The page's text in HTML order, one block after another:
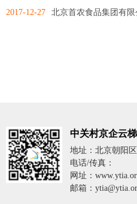
2017-12-27
北京首农食品集团有限
中关村京企云
地址：北京朝阳
电话/传真：
网址：
邮箱：